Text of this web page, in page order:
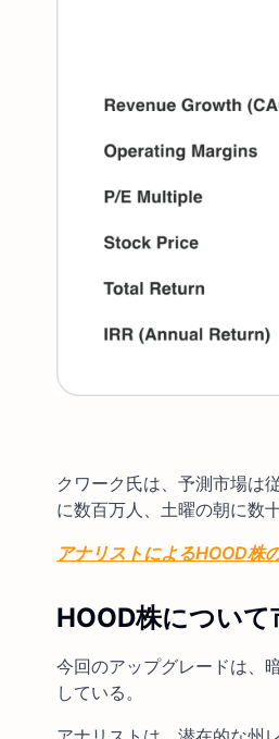
クワーク氏は、予測市場は
に数百万人、土曜の朝に数
アナリストによるHOOD株
HOOD株につい
今回のアップグレードは、
している。